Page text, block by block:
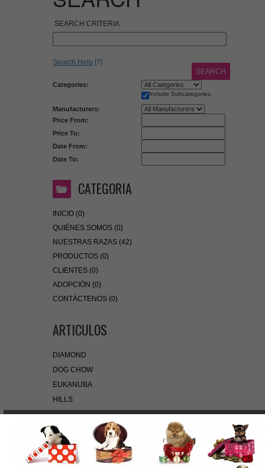
SEARCH CRITERIA
Search Help [?]
SEARCH
Categories:
Include Subcategories
Manufacturers:
Price From:
Price To:
Date From:
Date To:
CATEGORIA
INICIO (0)
QUIÉNES SOMOS (0)
NUESTRAS RAZAS (42)
PRODUCTOS (0)
CLIENTES (0)
ADOPCIÓN (0)
CONTÁCTENOS (0)
ARTICULOS
DIAMOND
DOG CHOW
EUKANUBA
HILLS
NUTRA NUGGETS
OF THE WILD
PEDIGREE
PRO PLAN